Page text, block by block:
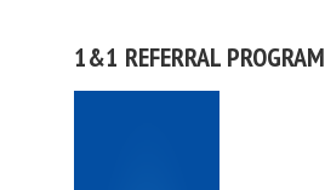
1&1 REFERRAL PROGRAM